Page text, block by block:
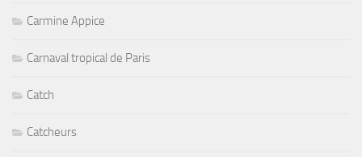
Carmine Appice
Carnaval tropical de Paris
Catch
Catcheurs